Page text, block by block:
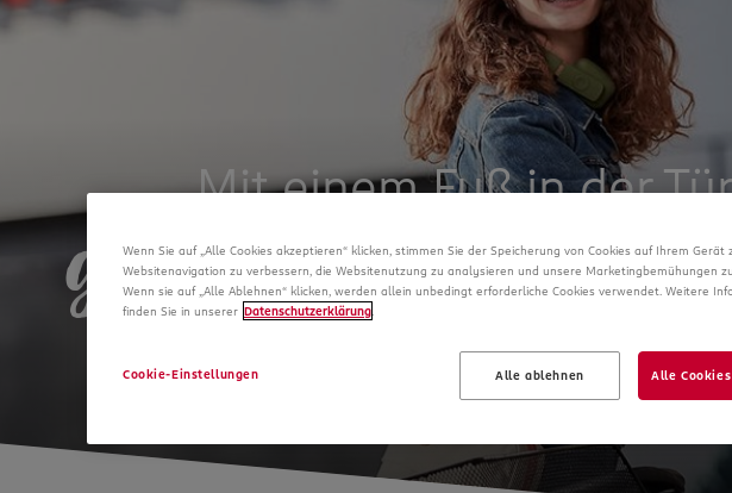
Mit einem Fuß in der
große Schritte
Wenn Sie auf „Alle Cookies akzeptieren“ klicken, stimmen Sie der Speicherung von Cookies auf Ihrem Gerät
Websitenavigation zu verbessern, die Websitenutzung zu analysieren und unsere Marketingbemühungen
Wenn sie auf „Alle Ablehnen“ klicken, werden allein unbedingt erforderliche Cookies verwendet. Weitere
finden Sie in unserer Datenschutzerklärung
Alle ablehnen Alle
Cookie-Einstellungen